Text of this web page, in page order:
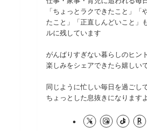
「ちょっとラクできたこと」「
たこと」「正直しんどいこと」
ルに残しています
がんばりすぎない暮らしのヒン
楽しみをシェアできたら嬉しい
同じように忙しい毎日を過ごし
ちょっとした息抜きになりますよ